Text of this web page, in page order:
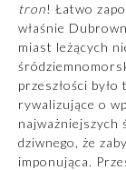
tron! Łatwo
właśnie
miast leżących
przeszłości
rywalizujące o
najważniejszych
dziwnego, że
imponująca.